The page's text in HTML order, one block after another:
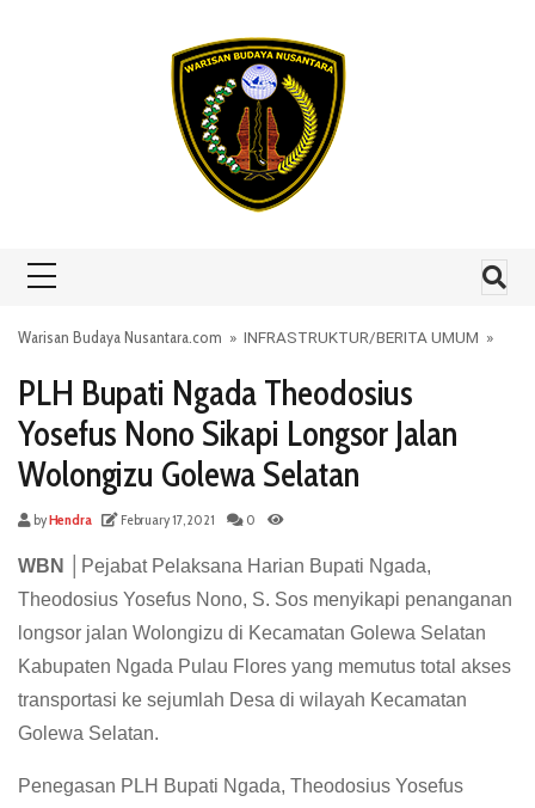
Warisan Budaya Nusantara.com » INFRASTRUKTUR/BERITA UMUM »
PLH Bupati Ngada Theodosius
Yosefus Nono Sikapi Longsor Jalan
Wolongizu Golewa Selatan
byHendra February 17, 2021 0
WBN │
Pejabat Pelaksana Harian Bupati Ngada,
Theodosius Yosefus Nono, S. Sos menyikapi penanganan
longsor jalan Wolongizu di Kecamatan Golewa Selatan
Kabupaten Ngada Pulau Flores yang memutus total akses
transportasi ke sejumlah Desa di wilayah Kecamatan
Golewa Selatan.
Penegasan PLH Bupati Ngada, Theodosius Yosefus